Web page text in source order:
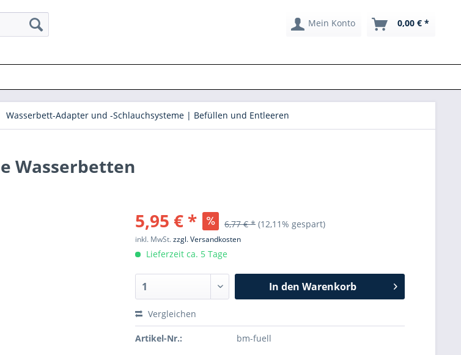
Mein Konto 0,00 € *
Wasserbett-Adapter und -Schlauchsysteme | Befüllen und Entleeren
Wasserbetten
5,95 € * 6,77 € * (12,11% gespart)
inkl. MwSt.zzgl. Versandkosten
Lieferzeit ca. 5 Tage
In den Warenkorb
Vergleichen
Artikel-Nr.: bm-fuell